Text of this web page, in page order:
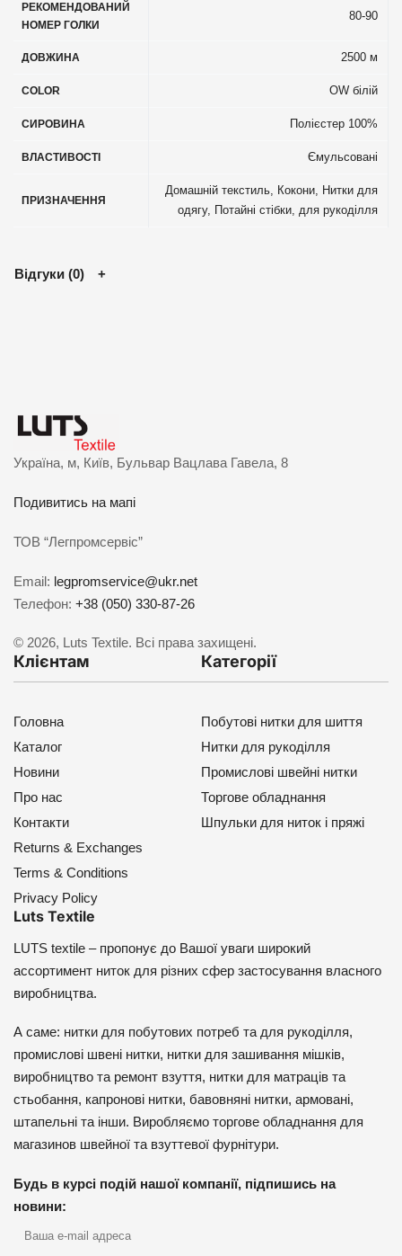
РЕКОМЕНДОВАНИЙ
НОМЕР ГОЛКИ
80-90
ДОВЖИНА 2500 м
COLOR OW білій
СИРОВИНА Полієстер 100%
ВЛАСТИВОСТІ Ємульсовані
ПРИЗНАЧЕННЯ
Домашній текстиль, Кокони, Нитки для
одягу, Потайні стібки, для рукоділля
Відгуки (0)
Україна, м, Київ, Бульвар Вацлава Гавела, 8
Подивитись на мапі
ТОВ “Легпромсервіс”
Email: legpromservice@ukr.net
Телефон: +38 (050) 330-87-26
© 2026, Luts Textile. Всі права захищені.
Клієнтам
Головна
Каталог
Новини
Про нас
Контакти
Returns & Exchanges
Terms & Conditions
Privacy Policy
Категорії
Побутові нитки для шиття
Нитки для рукоділля
Промислові швейні нитки
Торгове обладнання
Шпульки для ниток і пряжі
Luts Textile
LUTS textile – пропонує до Вашої уваги широкий
ассортимент ниток для різних сфер застосування власного
виробництва.
А саме: нитки для побутових потреб та для рукоділля,
промислові швені нитки, нитки для зашивання мішків,
виробництво та ремонт взуття, нитки для матраців та
стьобання, капронові нитки, бавовняні нитки, армовані,
штапельні та інши. Виробляємо торгове обладнання для
магазинов швейної та взуттевої фурнітури.
Будь в курсі подій нашої компанії, підпишись на
новини: